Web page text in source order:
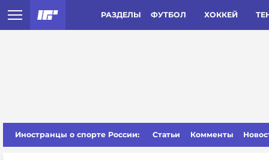
РАЗДЕЛЫ ФУТБОЛ ХОККЕЙ
Иностранцы о спорте России: Статьи Комменты